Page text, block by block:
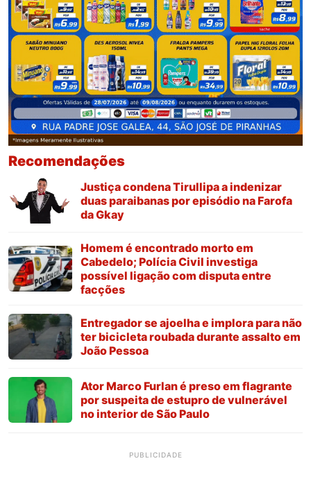
Recomendações
Justiça condena Tirullipa a indenizar
duas paraibanas por episódio na Farofa
da Gkay
Homem é encontrado morto em
Cabedelo; Polícia Civil investiga
possível ligação com disputa entre
facções
Entregador se ajoelha e implora para não
ter bicicleta roubada durante assalto em
João Pessoa
Ator Marco Furlan é preso em flagrante
por suspeita de estupro de vulnerável
no interior de São Paulo
PUBLICIDADE